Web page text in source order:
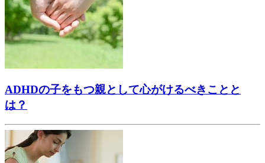
ADHDの子をもつ親として心がけるべきことと
は？